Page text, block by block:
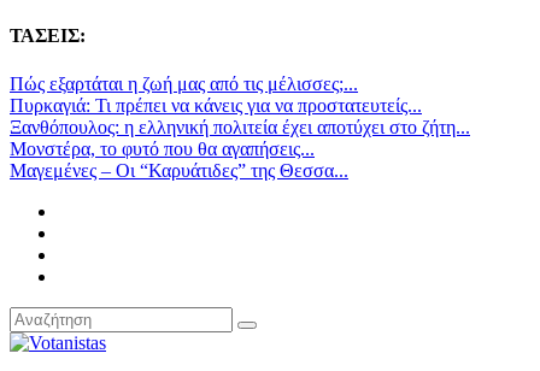
ΤΑΣΕΙΣ:
Πώς εξαρτάται η ζωή μας από τις μέλισσες;...
Πυρκαγιά: Τι πρέπει να κάνεις για να προστατευτείς...
Ξανθόπουλος: η ελληνική πολιτεία έχει αποτύχει στο ζήτη...
Μονστέρα, το φυτό που θα αγαπήσεις...
Μαγεμένες – Οι “Καρυάτιδες” της Θεσσα...